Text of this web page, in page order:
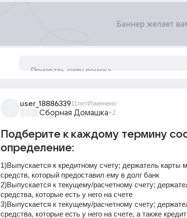
user_1888633911летИзменено
Сборная Домашка+2
Подберите к каждому термину
определение:
1)Выпускается к кредитному счету; держатель карты
средств, который предоставил ему в долг банк
2)Выпускается к текущему/расчетному счету;
средства, которые есть у него на счете
3)Выпускается к текущему/расчетному счету;
средства, которые есть у него на счете, а также